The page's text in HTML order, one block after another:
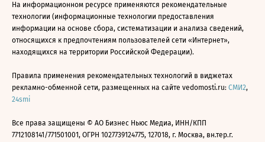
На информационном ресурсе применяются рекомендательные
технологии (информационные технологии предоставления
информации на основе сбора, систематизации и анализа сведений,
относящихся к предпочтениям пользователей сети «Интернет»,
находящихся на территории Российской Федерации).
Правила применения рекомендательных технологий в виджетах
рекламно-обменной сети, размещенных на сайте vedomosti.ru: СМИ2,
24smi
Все права защищены © АО Бизнес Ньюс Медиа, ИНН/КПП
7712108141/771501001, ОГРН 1027739124775, 127018, г. Москва, вн.тер.г.